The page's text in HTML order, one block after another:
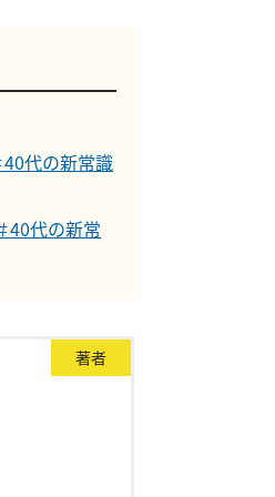
代の新常識
40代の新常
著者